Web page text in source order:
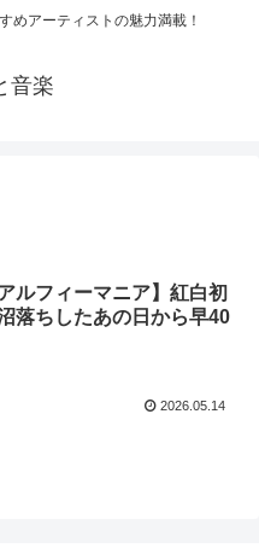
めアーティストの魅力満載！
音楽
ルフィーマニア】紅白初
落ちしたあの日から早40
2026.05.14